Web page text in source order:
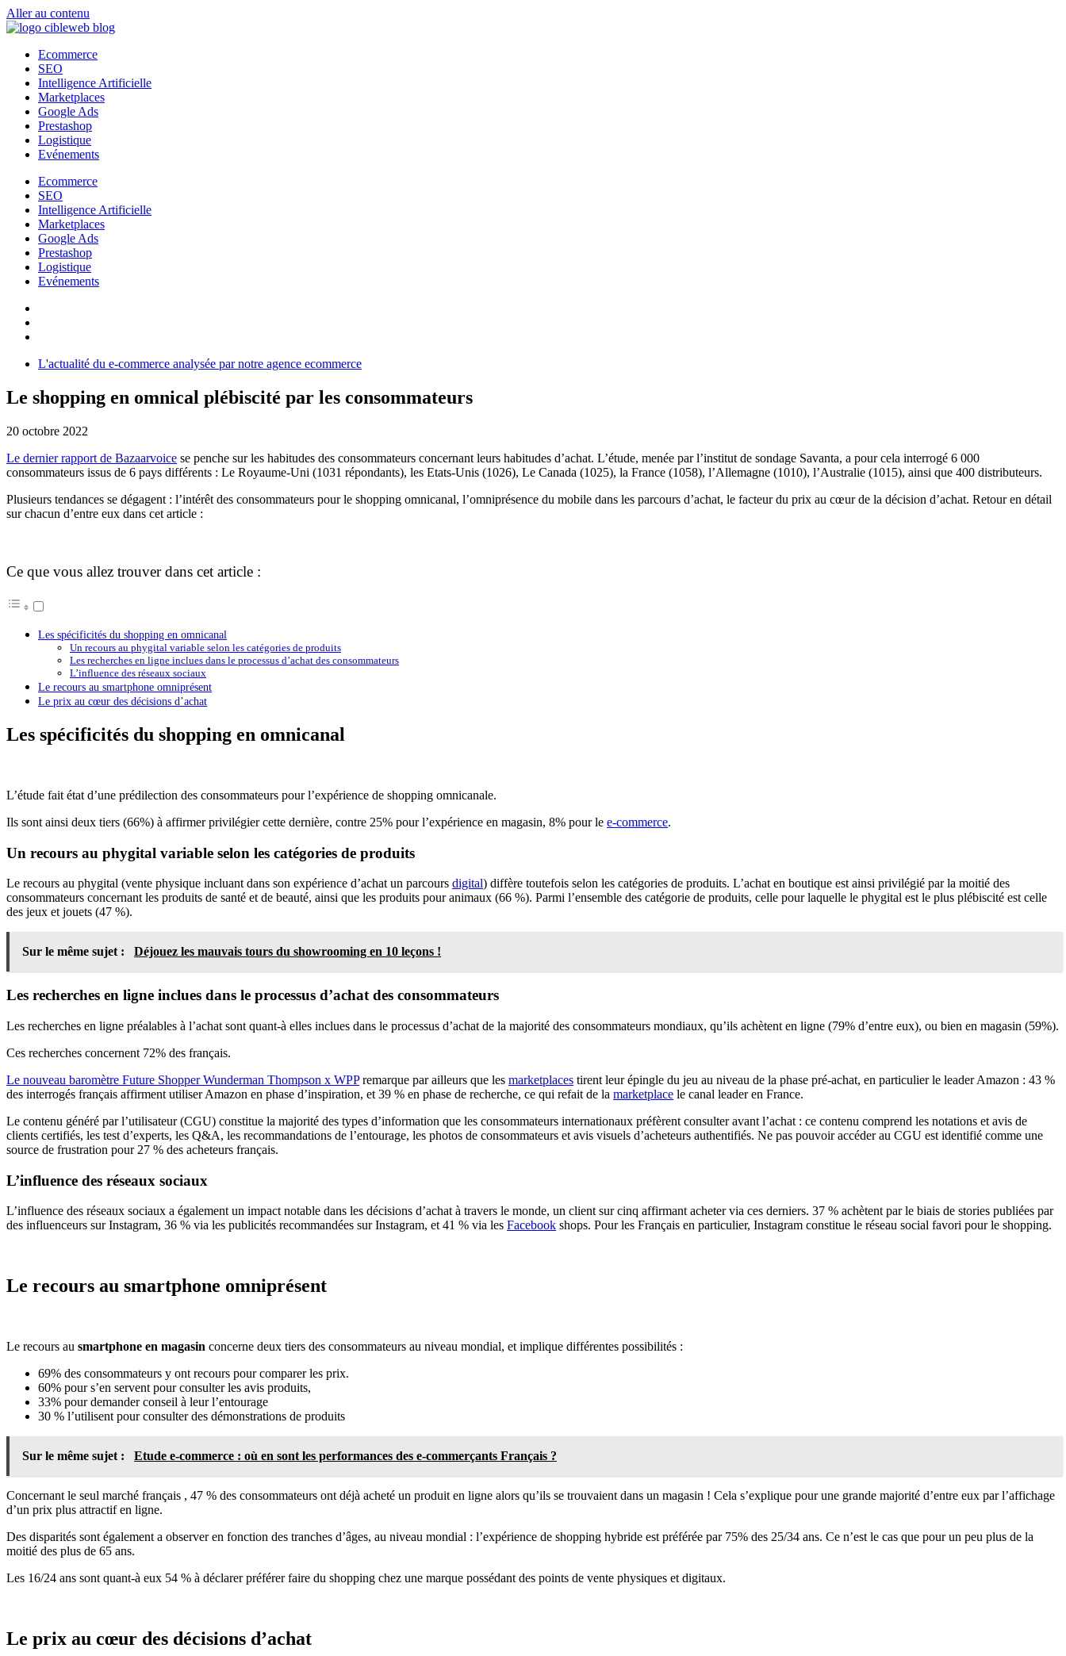
Aller au contenu
Ecommerce
SEO
Intelligence Artificielle
Marketplaces
Google Ads
Prestashop
Logistique
Evénements
Ecommerce
SEO
Intelligence Artificielle
Marketplaces
Google Ads
Prestashop
Logistique
Evénements
L'actualité du e-commerce analysée par notre agence ecommerce
Le shopping en omnical plébiscité par les consommateurs
20 octobre 2022
Le dernier rapport de Bazaarvoice se penche sur les habitudes des consommateurs concernant leurs habitudes d’achat. L’étude, menée par l’institut de sondage Savanta, a pour cela interrogé 6 000
consommateurs issus de 6 pays différents : Le Royaume-Uni (1031 répondants), les Etats-Unis (1026), Le Canada (1025), la France (1058), l’Allemagne (1010), l’Australie (1015), ainsi que 400 distributeurs.
Plusieurs tendances se dégagent : l’intérêt des consommateurs pour le shopping omnicanal, l’omniprésence du mobile dans les parcours d’achat, le facteur du prix au cœur de la décision d’achat. Retour en détail
sur chacun d’entre eux dans cet article :
Ce que vous allez trouver dans cet article :
Les spécificités du shopping en omnicanal
Un recours au phygital variable selon les catégories de produits
Les recherches en ligne inclues dans le processus d’achat des consommateurs
L’influence des réseaux sociaux
Le recours au smartphone omniprésent
Le prix au cœur des décisions d’achat
Les spécificités du shopping en omnicanal
L’étude fait état d’une prédilection des consommateurs pour l’expérience de shopping omnicanale.
Ils sont ainsi deux tiers (66%) à affirmer privilégier cette dernière, contre 25% pour l’expérience en magasin, 8% pour le e-commerce.
Un recours au phygital variable selon les catégories de produits
Le recours au phygital (vente physique incluant dans son expérience d’achat un parcours digital) diffère toutefois selon les catégories de produits. L’achat en boutique est ainsi privilégié par la moitié des
consommateurs concernant les produits de santé et de beauté, ainsi que les produits pour animaux (66 %). Parmi l’ensemble des catégorie de produits, celle pour laquelle le phygital est le plus plébiscité est celle
des jeux et jouets (47 %).
Sur le même sujet : Déjouez les mauvais tours du showrooming en 10 leçons !
Les recherches en ligne inclues dans le processus d’achat des consommateurs
Les recherches en ligne préalables à l’achat sont quant-à elles inclues dans le processus d’achat de la majorité des consommateurs mondiaux, qu’ils achètent en ligne (79% d’entre eux), ou bien en magasin (59%).
Ces recherches concernent 72% des français.
Le nouveau baromètre Future Shopper Wunderman Thompson x WPPremarque par ailleurs que les marketplaces tirent leur épingle du jeu au niveau de la phase pré-achat, en particulier le leader Amazon : 43 %
des interrogés français affirment utiliser Amazon en phase d’inspiration, et 39 % en phase de recherche, ce qui refait de la marketplace le canal leader en France.
Le contenu généré par l’utilisateur (CGU) constitue la majorité des types d’information que les consommateurs internationaux préfèrent consulter avant l’achat : ce contenu comprend les notations et avis de
clients certifiés, les test d’experts, les Q&A, les recommandations de l’entourage, les photos de consommateurs et avis visuels d’acheteurs authentifiés. Ne pas pouvoir accéder au CGU est identifié comme une
source de frustration pour 27 % des acheteurs français.
L’influence des réseaux sociaux
L’influence des réseaux sociaux a également un impact notable dans les décisions d’achat à travers le monde, un client sur cinq affirmant acheter via ces derniers. 37 % achètent par le biais de stories publiées par
des influenceurs sur Instagram, 36 % via les publicités recommandées sur Instagram, et 41 % via les Facebook shops. Pour les Français en particulier, Instagram constitue le réseau social favori pour le shopping.
Le recours au smartphone omniprésent
Le recours au smartphone en magasin concerne deux tiers des consommateurs au niveau mondial, et implique différentes possibilités :
69% des consommateurs y ont recours pour comparer les prix.
60% pour s’en servent pour consulter les avis produits,
33% pour demander conseil à leur l’entourage
30 % l’utilisent pour consulter des démonstrations de produits
Sur le même sujet : Etude e-commerce : où en sont les performances des e-commerçants Français ?
Concernant le seul marché français , 47 % des consommateurs ont déjà acheté un produit en ligne alors qu’ils se trouvaient dans un magasin ! Cela s’explique pour une grande majorité d’entre eux par l’affichage
d’un prix plus attractif en ligne.
Des disparités sont également a observer en fonction des tranches d’âges, au niveau mondial : l’expérience de shopping hybride est préférée par 75% des 25/34 ans. Ce n’est le cas que pour un peu plus de la
moitié des plus de 65 ans.
Les 16/24 ans sont quant-à eux 54 % à déclarer préférer faire du shopping chez une marque possédant des points de vente physiques et digitaux.
Le prix au cœur des décisions d’achat